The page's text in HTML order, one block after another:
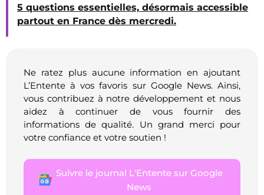
5 questions essentielles, désormais accessible
partout en France dès mercredi.
Ne ratez plus aucune information en ajoutant
L’Entente à vos favoris sur Google News. Ainsi,
vous contribuez à notre développement et nous
aidez à continuer de vous fournir des
informations de qualité. Un grand merci pour
votre confiance et votre soutien !
Suivre le journal L'Entente sur Google
News